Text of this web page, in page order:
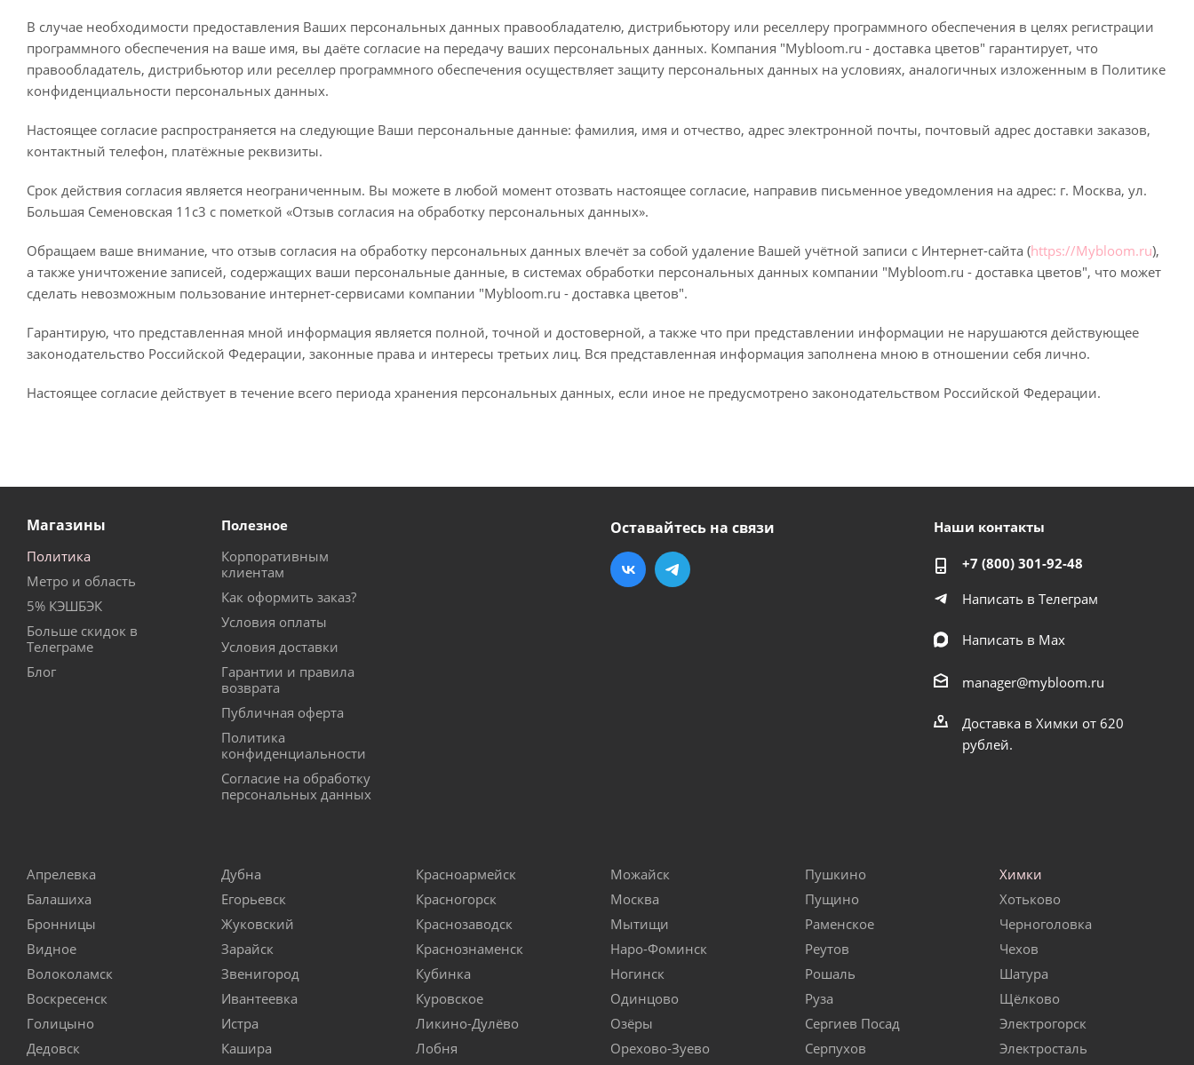
В случае необходимости предоставления Ваших персональных данных правообладателю, дистрибьютору или реселлеру программного обеспечения в целях регистрации
программного обеспечения на ваше имя, вы даёте согласие на передачу ваших персональных данных. Компания "Mybloom.ru - доставка цветов" гарантирует, что
правообладатель, дистрибьютор или реселлер программного обеспечения осуществляет защиту персональных данных на условиях, аналогичных изложенным в Политике
конфиденциальности персональных данных.
Настоящее согласие распространяется на следующие Ваши персональные данные: фамилия, имя и отчество, адрес электронной почты, почтовый адрес доставки заказов,
контактный телефон, платёжные реквизиты.
Срок действия согласия является неограниченным. Вы можете в любой момент отозвать настоящее согласие, направив письменное уведомления на адрес: г. Москва, ул.
Большая Семеновская 11с3 с пометкой «Отзыв согласия на обработку персональных данных».
Обращаем ваше внимание, что отзыв согласия на обработку персональных данных влечёт за собой удаление Вашей учётной записи с Интернет-сайта (https://Mybloom.ru),
а также уничтожение записей, содержащих ваши персональные данные, в системах обработки персональных данных компании "Mybloom.ru - доставка цветов", что может
сделать невозможным пользование интернет-сервисами компании "Mybloom.ru - доставка цветов".
Гарантирую, что представленная мной информация является полной, точной и достоверной, а также что при представлении информации не нарушаются действующее
законодательство Российской Федерации, законные права и интересы третьих лиц. Вся представленная информация заполнена мною в отношении себя лично.
Настоящее согласие действует в течение всего периода хранения персональных данных, если иное не предусмотрено законодательством Российской Федерации.
Магазины
Политика
Метро и область
5% КЭШБЭК
Больше скидок в
Телеграме
Блог
Полезное
Корпоративным
клиентам
Как оформить заказ?
Условия оплаты
Условия доставки
Гарантии и правила
возврата
Публичная оферта
Политика
конфиденциальности
Согласие на обработку
персональных данных
Оставайтесь на связи Наши контакты
+7 (800) 301-92-48
Написать в Телеграм
Написать в Мах
manager@mybloom.ru
Доставка в Химки от 620
рублей.
Апрелевка
Балашиха
Бронницы
Видное
Волоколамск
Воскресенск
Голицыно
Дедовск
Дубна
Егорьевск
Жуковский
Зарайск
Звенигород
Ивантеевка
Истра
Кашира
Красноармейск
Красногорск
Краснозаводск
Краснознаменск
Кубинка
Куровское
Ликино-Дулёво
Лобня
Можайск
Москва
Мытищи
Наро-Фоминск
Ногинск
Одинцово
Озёры
Орехово-Зуево
Пушкино
Пущино
Раменское
Реутов
Рошаль
Руза
Сергиев Посад
Серпухов
Химки
Хотьково
Черноголовка
Чехов
Шатура
Щёлково
Электрогорск
Электросталь